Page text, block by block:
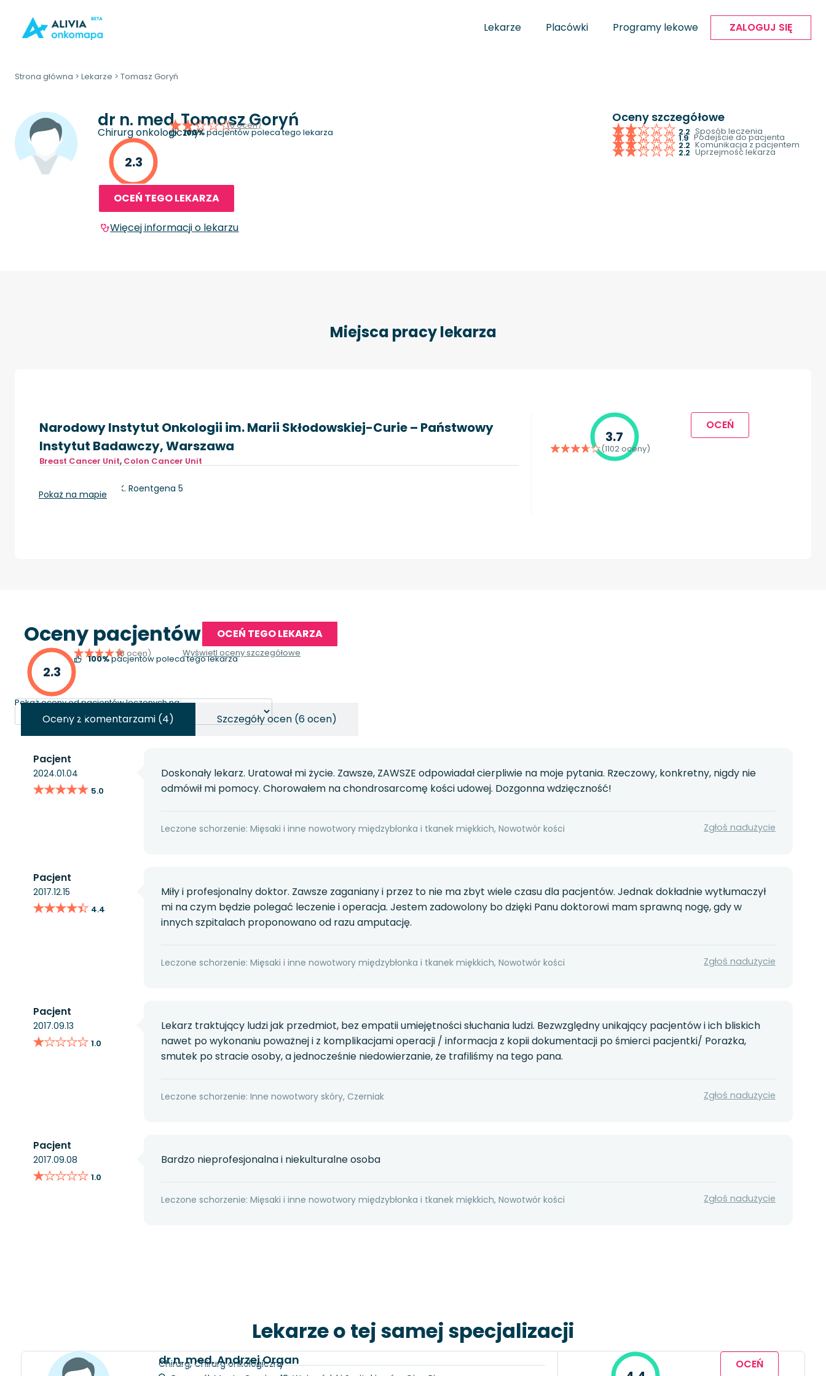
Lekarze Placówki Programy lekowe ZALOGUJ SIĘ
Strona główna > Lekarze > Tomasz Goryń
dr n. med.Tomasz Goryń
Chirurg onkologiczny
2.3
(6 ocen)
100%pacjentów poleca tego lekarza
OCEŃ TEGO LEKARZA
Więcej informacji o lekarzu
Oceny szczegółowe
2.2 Sposób leczenia
1.9 Podejście do pacjenta
2.2 Komunikacja z pacjentem
2.2 Uprzejmość lekarza
Miejsca pracy lekarza
Narodowy Instytut Onkologii im. Marii Skłodowskiej-Curie – Państwowy
Instytut Badawczy, Warszawa
Breast Cancer Unit, Colon Cancer Unit
Warszawa, ul. W.K. Roentgena 5
Pokaż na mapie
3.7
(1102 oceny)
OCEŃ
Oceny pacjentów OCEŃ TEGO LEKARZA
2.3
(6 ocen)
100%pacjentów poleca tego lekarza
Wyświetl oceny szczegółowe
Pokaż oceny od pacjentów leczonych na:
Oceny z komentarzami (4) Szczegóły ocen (6 ocen)
Pacjent
2024.01.04
★★★★★
★★★★★ 5.0
Doskonały lekarz. Uratował mi życie. Zawsze, ZAWSZE odpowiadał cierpliwie na moje pytania. Rzeczowy, konkretny, nigdy nie
odmówił mi pomocy. Chorowałem na chondrosarcomę kości udowej. Dozgonna wdzięczność!
Leczone schorzenie: Mięsaki i inne nowotwory międzybłonka i tkanek miękkich, Nowotwór kości Zgłoś nadużycie
Pacjent
2017.12.15
★★★★★
★★★★★ 4.4
Miły i profesjonalny doktor. Zawsze zaganiany i przez to nie ma zbyt wiele czasu dla pacjentów. Jednak dokładnie wytłumaczył
mi na czym będzie polegać leczenie i operacja. Jestem zadowolony bo dzięki Panu doktorowi mam sprawną nogę, gdy w
innych szpitalach proponowano od razu amputację.
Leczone schorzenie: Mięsaki i inne nowotwory międzybłonka i tkanek miękkich, Nowotwór kości Zgłoś nadużycie
Pacjent
2017.09.13
★★★★★
★★★★★ 1.0
Lekarz traktujący ludzi jak przedmiot, bez empatii umiejętności słuchania ludzi. Bezwzględny unikający pacjentów i ich bliskich
nawet po wykonaniu poważnej i z komplikacjami operacji / informacja z kopii dokumentacji po śmierci pacjentki/ Porażka,
smutek po stracie osoby, a jednocześnie niedowierzanie, że trafiliśmy na tego pana.
Leczone schorzenie: Inne nowotwory skóry, Czerniak Zgłoś nadużycie
Pacjent
2017.09.08
★★★★★
★★★★★ 1.0
Bardzo nieprofesjonalna i niekulturalne osoba
Leczone schorzenie: Mięsaki i inne nowotwory międzybłonka i tkanek miękkich, Nowotwór kości Zgłoś nadużycie
Lekarze o tej samej specjalizacji
dr n. med. Andrzej Organ
Chirurg, Chirurg onkologiczny
OCEŃ